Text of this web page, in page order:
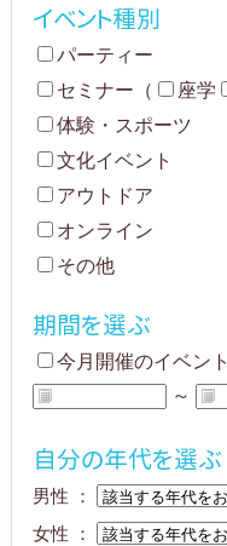
イベント種別
パーティー
セミナー （ 座学
体験・スポーツ
文化イベント
アウトドア
オンライン
その他
期間を選ぶ
今月開催のイベント
～
自分の年代を選ぶ
男性 ：
女性 ：